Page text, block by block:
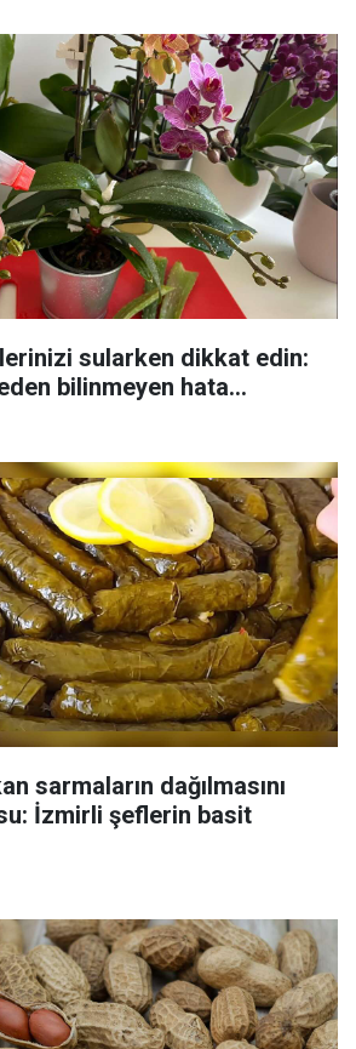
sularken dikkat edin:
bilinmeyen hata...
sarmaların dağılmasını
İzmirli şeflerin basit